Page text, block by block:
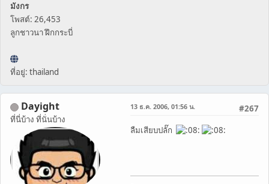
มังกร
โพสต์: 26,453
ลูกชาวนา ฝึกกระบี่
ที่อยู่: thailand
Dayight
ที่นี่บ้าง ที่นั่นบ้าง
#267
13 ธ.ค. 2006, 01:56 น.
ลืมเสียบปลั๊ก